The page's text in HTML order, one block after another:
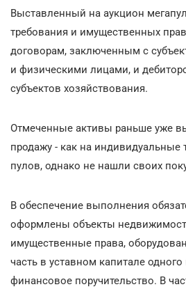
Выставленный на аукцион
требования и имущественных
договорам, заключенным с
и физическими лицами, и
субъектов хозяйствования.
Отмеченные активы раньше уже
продажу - как на индивидуальные
пулов, однако не нашли своих
В обеспечение выполнения
оформлены объекты
имущественные права,
часть в уставном капитале
финансовое поручительство. В